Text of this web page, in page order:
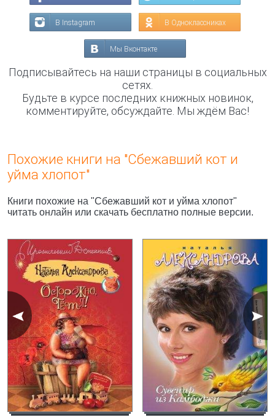
В Instagram В Одноклассниках
Мы Вконтакте
Подписывайтесь на наши страницы в социальных
сетях.
Будьте в курсе последних книжных новинок,
комментируйте, обсуждайте. Мы ждём Вас!
Похожие книги на "Сбежавший кот и
уйма хлопот"
Книги похожие на "Сбежавший кот и уйма хлопот"
читать онлайн или скачать бесплатно полные версии.